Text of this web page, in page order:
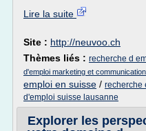
Lire la suite
Site : http://neuvoo.ch
Thèmes liés : recherche d
d'emploi marketing et
emploi en suisse / recherche
d'emploi suisse lausanne
Explorer les